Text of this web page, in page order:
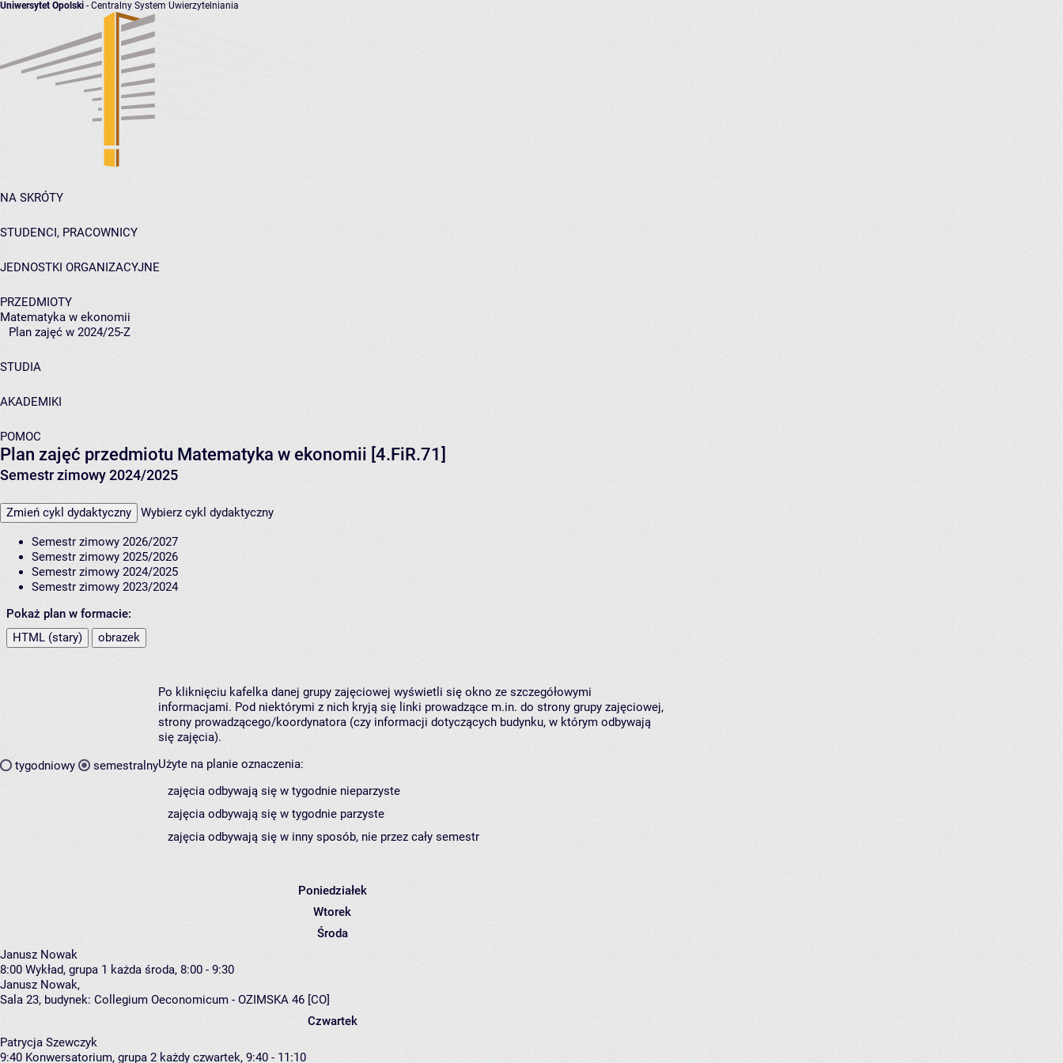
Uniwersytet Opolski - Centralny System Uwierzytelniania
NA SKRÓTY
STUDENCI, PRACOWNICY
JEDNOSTKI ORGANIZACYJNE
PRZEDMIOTY
Matematyka w ekonomii
Plan zajęć w 2024/25-Z
STUDIA
AKADEMIKI
POMOC
Plan zajęć przedmiotu Matematyka w ekonomii [4.FiR.71]
Semestr zimowy 2024/2025
Zmień cykl dydaktyczny Wybierz cykl dydaktyczny
Semestr zimowy 2026/2027
Semestr zimowy 2025/2026
Semestr zimowy 2024/2025
Semestr zimowy 2023/2024
Pokaż plan w formacie:
HTML (stary)
obrazek
tygodniowy semestralny
Po kliknięciu kafelka danej grupy zajęciowej wyświetli się okno ze szczegółowymi
informacjami. Pod niektórymi z nich kryją się linki prowadzące m.in. do strony grupy zajęciowej,
strony prowadzącego/koordynatora (czy informacji dotyczących budynku, w którym odbywają
się zajęcia).
Użyte na planie oznaczenia:
zajęcia odbywają się w tygodnie nieparzyste
zajęcia odbywają się w tygodnie parzyste
zajęcia odbywają się w inny sposób, nie przez cały semestr
Poniedziałek
Wtorek
Środa
Janusz Nowak
8:00 Wykład, grupa 1 każda środa, 8:00 - 9:30
Janusz Nowak,
Sala 23, budynek: Collegium Oeconomicum - OZIMSKA 46 [CO]
Czwartek
Patrycja Szewczyk
9:40 Konwersatorium, grupa 2 każdy czwartek, 9:40 - 11:10